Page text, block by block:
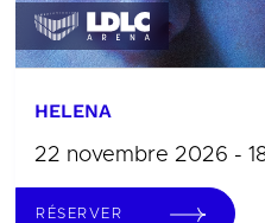
HELENA
22 novembre 2026 -
RÉSERVER